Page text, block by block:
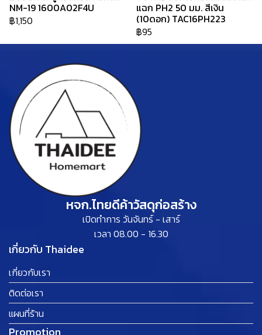
NM-19 1600A02F4U
฿1,150
แฉก PH2 50 มม. สีเงิน
(10ดอก) TAC16PH223
฿95
หจก.ไทยดีค้าวัสดุก่อสร้าง
เปิดทำการ วันจันทร์ - เสาร์
เวลา 08.00 - 16.30
เกี่ยวกับ Thaidee
เกี่ยวกับเรา
ติดต่อเรา
แผนที่ร้าน